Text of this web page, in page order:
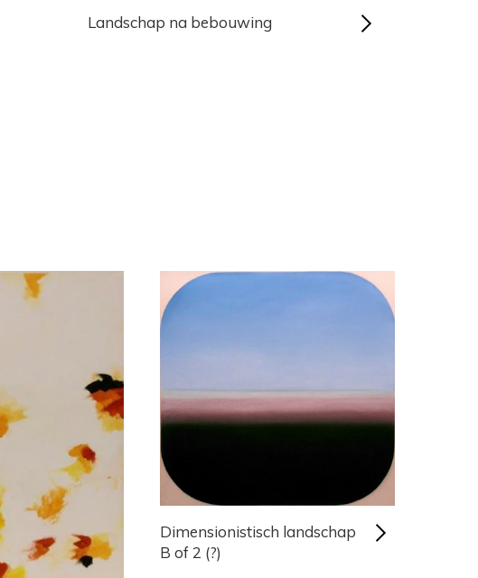
Landschap na bebouwing
Dimensionistisch landschap
B of 2 (?)